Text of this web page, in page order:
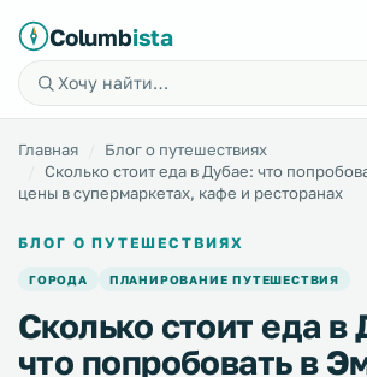
Columbista
Главная
Блог о путешествиях
Сколько стоит еда в Дубае: что
цены в супермаркетах, кафе и ресторанах
БЛОГ О ПУТЕШЕСТВИЯХ
ГОРОДА ПЛАНИРОВАНИЕ ПУТЕШЕСТВИЯ
Сколько стоит еда в
что попробовать в